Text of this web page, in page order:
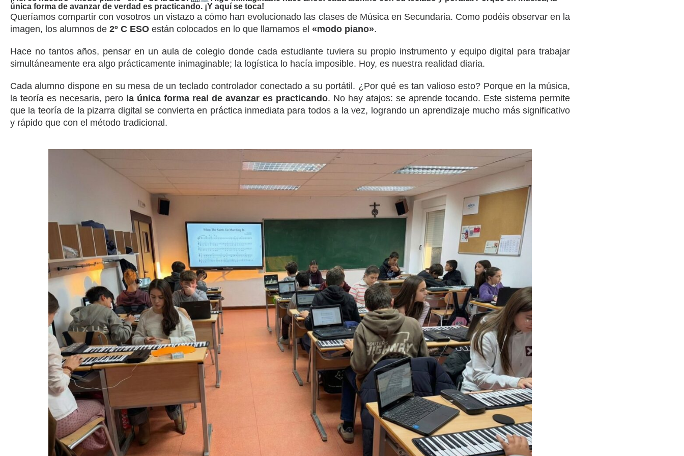
única forma de avanzar de verdad es practicando. ¡Y aquí se toca!
Queríamos compartir con vosotros un vistazo a cómo han evolucionado las clases de Música en Secundaria. Como podéis observar en la
imagen, los alumnos de 2º C ESO están colocados en lo que llamamos el «modo piano».
Hace no tantos años, pensar en un aula de colegio donde cada estudiante tuviera su propio instrumento y equipo digital para trabajar
simultáneamente era algo prácticamente inimaginable; la logística lo hacía imposible. Hoy, es nuestra realidad diaria.
Cada alumno dispone en su mesa de un teclado controlador conectado a su portátil. ¿Por qué es tan valioso esto? Porque en la música,
la teoría es necesaria, pero la única forma real de avanzar es practicando. No hay atajos: se aprende tocando. Este sistema permite
que la teoría de la pizarra digital se convierta en práctica inmediata para todos a la vez, logrando un aprendizaje mucho más significativo
y rápido que con el método tradicional.